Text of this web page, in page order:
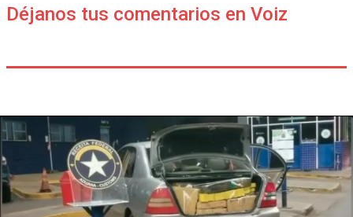
Déjanos tus comentarios en Voiz